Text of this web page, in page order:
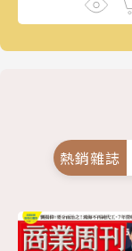
熱銷雜誌